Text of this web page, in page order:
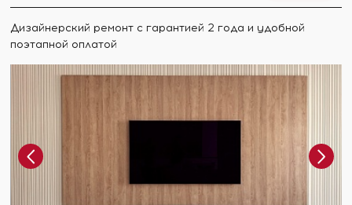
Дизайнерский ремонт с гарантией 2 года и удобной
поэтапной оплатой